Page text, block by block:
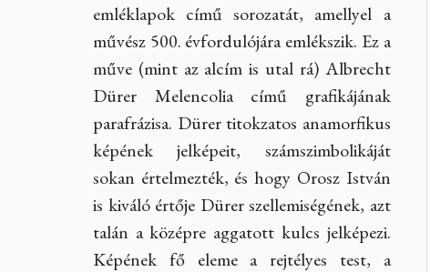
emléklapok című sorozatát, amellyel a
művész 500. évfordulójára emlékszik. Ez a
műve (mint az alcím is utal rá) Albrecht
Dürer Melencolia című grafikájának
parafrázisa. Dürer titokzatos anamorfikus
képének jelképeit, számszimbolikáját
sokan értelmezték, és hogy Orosz István
is kiváló értője Dürer szellemiségének, azt
talán a középre aggatott kulcs jelképezi.
Képének fő eleme a rejtélyes test, a